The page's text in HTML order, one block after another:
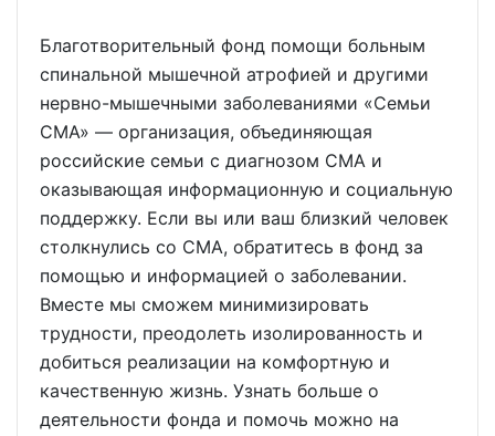
Благотворительный фонд помощи больным
спинальной мышечной атрофией и другими
нервно-мышечными заболеваниями «Семьи
СМА» — организация, объединяющая
российские семьи с диагнозом СМА и
оказывающая информационную и социальную
поддержку. Если вы или ваш близкий человек
столкнулись со СМА, обратитесь в фонд за
помощью и информацией о заболевании.
Вместе мы сможем минимизировать
трудности, преодолеть изолированность и
добиться реализации на комфортную и
качественную жизнь. Узнать больше о
деятельности фонда и помочь можно на